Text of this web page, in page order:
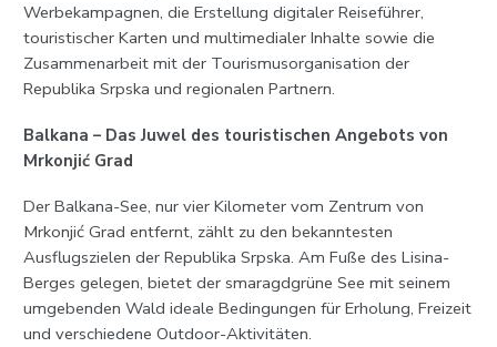
Werbekampagnen, die Erstellung digitaler Reiseführer,
touristischer Karten und multimedialer Inhalte sowie die
Zusammenarbeit mit der Tourismusorganisation der
Republika Srpska und regionalen Partnern.
Balkana – Das Juwel des touristischen Angebots von
Mrkonjić Grad
Der Balkana-See, nur vier Kilometer vom Zentrum von
Mrkonjić Grad entfernt, zählt zu den bekanntesten
Ausflugszielen der Republika Srpska. Am Fuße des Lisina-
Berges gelegen, bietet der smaragdgrüne See mit seinem
umgebenden Wald ideale Bedingungen für Erholung, Freizeit
und verschiedene Outdoor-Aktivitäten.